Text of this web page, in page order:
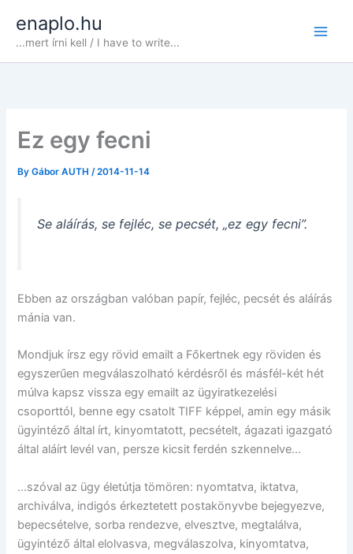
content
enaplo.hu
...mert írni kell / I have to write...
Ez egy fecni
ByGábor AUTH/2014-11-14
Se aláírás, se fejléc, se pecsét, „ez egy fecni”.
Ebben az országban valóban papír, fejléc, pecsét és aláírás
mánia van.
Mondjuk írsz egy rövid emailt a Főkertnek egy röviden és
egyszerűen megválaszolható kérdésről és másfél-két hét
múlva kapsz vissza egy emailt az ügyiratkezelési
csoporttól, benne egy csatolt TIFF képpel, amin egy másik
ügyintéző által írt, kinyomtatott, pecsételt, ágazati igazgató
által aláírt levél van, persze kicsit ferdén szkennelve…
…szóval az ügy életútja tömören: nyomtatva, iktatva,
archiválva, indigós érkeztetett postakönyvbe bejegyezve,
bepecsételve, sorba rendezve, elvesztve, megtalálva,
ügyintéző által elolvasva, megválaszolva, kinyomtatva,